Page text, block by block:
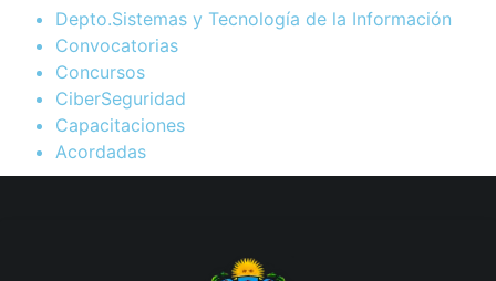
Depto.Sistemas y Tecnología de la Información
Convocatorias
Concursos
CiberSeguridad
Capacitaciones
Acordadas